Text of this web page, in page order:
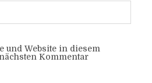
und Website in diesem
Kommentar